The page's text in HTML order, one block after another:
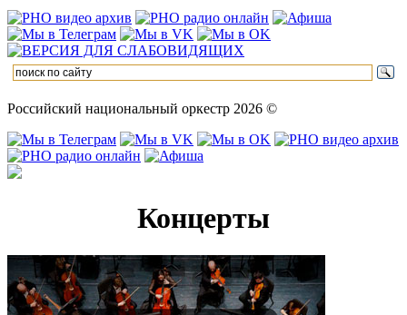
Российский национальный оркестр 2026 ©
Концерты